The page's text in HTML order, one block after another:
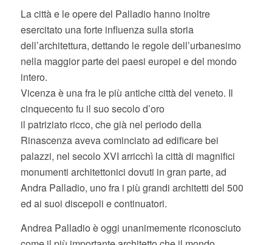
La città e le opere del Palladio hanno inoltre
esercitato una forte influenza sulla storia
dell’architettura, dettando le regole dell’urbanesimo
nella maggior parte dei paesi europei e del mondo
intero.
Vicenza è una fra le più antiche città del veneto. Il
cinquecento fu il suo secolo d’oro
il patriziato ricco, che già nel periodo della
Rinascenza aveva cominciato ad edificare bei
palazzi, nel secolo XVI arricchì la città di magnifici
monumenti architettonici dovuti in gran parte, ad
Andra Palladio, uno fra i più grandi architetti del 500
ed ai suoi discepoli e continuatori.
Andrea Palladio è oggi unanimemente riconosciuto